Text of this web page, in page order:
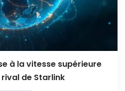
à la vitesse supérieure
de Starlink